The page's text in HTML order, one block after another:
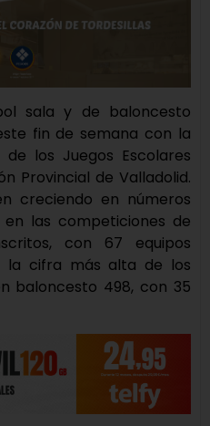
sala y de baloncesto
fin de semana con la
los Juegos Escolares
Provincial de Valladolid.
creciendo en números
las competiciones de
con 67 equipos
la cifra más alta de los
baloncesto 498, con 35